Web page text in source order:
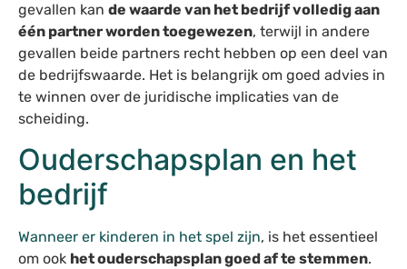
gevallen kan de waarde van het bedrijf volledig aan
één partner worden toegewezen, terwijl in andere
gevallen beide partners recht hebben op een deel van
de bedrijfswaarde. Het is belangrijk om goed advies in
te winnen over de juridische implicaties van de
scheiding.
Ouderschapsplan en het
bedrijf
Wanneer er kinderen in het spel zijn, is het essentieel
om ook het ouderschapsplan goed af te stemmen.